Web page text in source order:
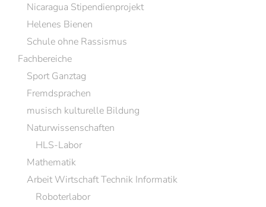
Nicaragua Stipendienprojekt
Helenes Bienen
Schule ohne Rassismus
Fachbereiche
Sport Ganztag
Fremdsprachen
musisch kulturelle Bildung
Naturwissenschaften
HLS-Labor
Mathematik
Arbeit Wirtschaft Technik Informatik
Roboterlabor